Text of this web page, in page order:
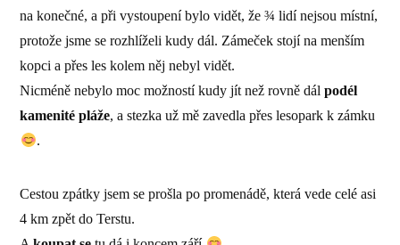
na konečné, a při vystoupení bylo vidět, že ¾ lidí nejsou místní,
protože jsme se rozhlíželi kudy dál. Zámeček stojí na menším
kopci a přes les kolem něj nebyl vidět.
Nicméně nebylo moc možností kudy jít než rovně dálpodél
kamenité pláže, a stezka už mě zavedla přes lesopark k zámku
.
Cestou zpátky jsem se prošla po promenádě, která vede celé asi
4 km zpět do Terstu.